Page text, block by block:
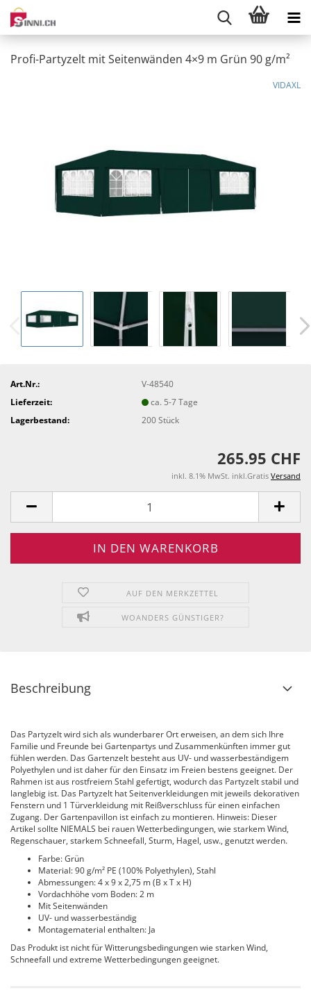
Profi-Partyzelt mit Seitenwänden 4×9 m Grün 90 g/m²
VIDAXL
Art.Nr.:
V-48540
Lieferzeit:
ca. 5-7 Tage
Lagerbestand:
200Stück
265.95 CHF
inkl. 8.1% MwSt. inkl.Gratis Versand
AUF DEN MERKZETTEL
WOANDERS GÜNSTIGER?
Beschreibung
Das Partyzelt wird sich als wunderbarer Ort erweisen, an dem sich Ihre
Familie und Freunde bei Gartenpartys und Zusammenkünften immer gut
fühlen werden. Das Gartenzelt besteht aus UV- und wasserbeständigem
Polyethylen und ist daher für den Einsatz im Freien bestens geeignet. Der
Rahmen ist aus rostfreiem Stahl gefertigt, wodurch das Partyzelt stabil und
langlebig ist. Das Partyzelt hat Seitenverkleidungen mit jeweils dekorativen
Fenstern und 1 Türverkleidung mit Reißverschluss für einen einfachen
Zugang. Der Gartenpavillon ist einfach zu montieren. Hinweis: Dieser
Artikel sollte NIEMALS bei rauen Wetterbedingungen, wie starkem Wind,
Regenschauer, starkem Schneefall, Sturm, Hagel, usw., genutzt werden.
Farbe: Grün
Material: 90 g/m² PE (100% Polyethylen), Stahl
Abmessungen: 4 x 9 x 2,75 m (B x T x H)
Vordachhöhe vom Boden: 2 m
Mit Seitenwänden
UV- und wasserbeständig
Montagematerial enthalten: Ja
Das Produkt ist nicht für Witterungsbedingungen wie starken Wind,
Schneefall und extreme Wetterbedingungen geeignet.